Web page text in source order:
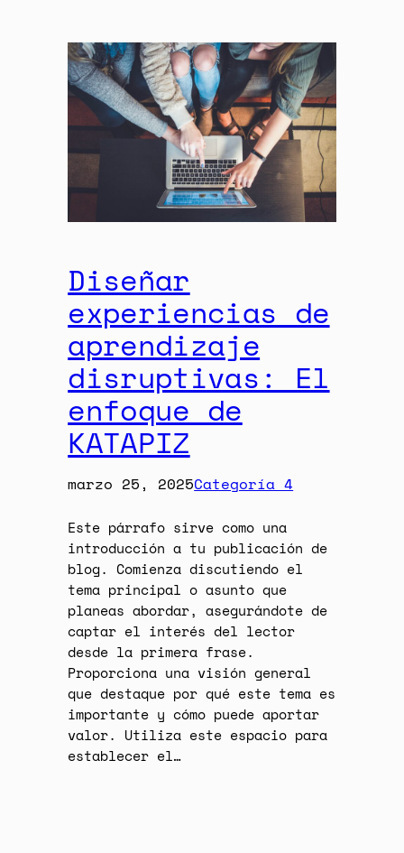
Diseñar
experiencias de
aprendizaje
disruptivas: El
enfoque de
KATAPIZ
marzo 25, 2025Categoría 4
Este párrafo sirve como una
introducción a tu publicación de
blog. Comienza discutiendo el
tema principal o asunto que
planeas abordar, asegurándote de
captar el interés del lector
desde la primera frase.
Proporciona una visión general
que destaque por qué este tema es
importante y cómo puede aportar
valor. Utiliza este espacio para
establecer el…